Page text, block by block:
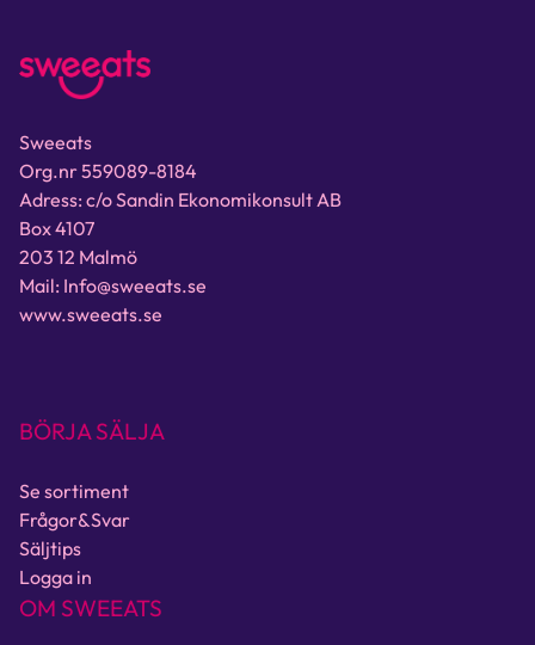
Sweeats
Org.nr 559089-8184
Adress: c/o Sandin Ekonomikonsult AB
Box 4107
203 12 Malmö
Mail: Info@sweeats.se
www.sweeats.se
BÖRJA SÄLJA
Se sortiment
Frågor&Svar
Säljtips
Logga in
OM SWEEATS